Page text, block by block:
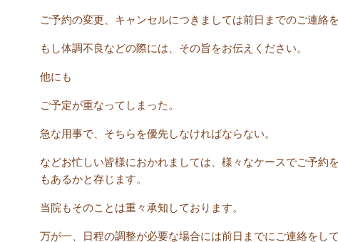
ご予約の変更、キャンセルにつきましては前日までのご連絡
もし体調不良などの際には、その旨をお伝えください。
他にも
ご予定が重なってしまった。
急な用事で、そちらを優先しなければならない。
などお忙しい皆様におかれましては、様々なケースでご予約
もあるかと存じます。
当院もそのことは重々承知しております。
万が一、日程の調整が必要な場合には前日までにご連絡をし